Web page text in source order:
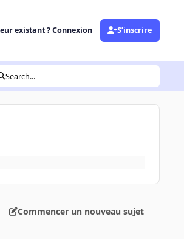
existant ? Connexion S’inscrire
Search...
Commencer un nouveau sujet